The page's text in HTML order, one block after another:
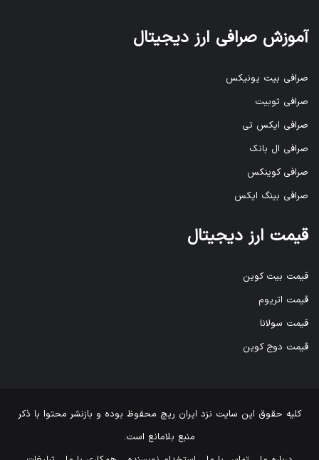
آموزش صرافی ارز دیجیتال
صرافی بیت یونیکس
صرافی توبیت
صرافی ایکس تی
صرافی ال بانک
صرافی کوینکس
صرافی بینگ ایکس
قیمت ارز دیجیتال
قیمت بیت کوین
قیمت اتریوم
قیمت سولانا
قیمت دوج کوین
کلیه حقوق این سایت نزد ایران ریچ محفوظ بوده و بازنشر محتوا با ذکر
منبع بلامانع است.